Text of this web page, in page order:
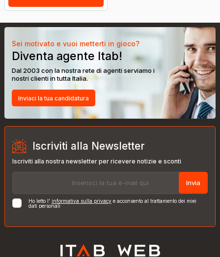
Sei motivato e vuoi metterti in gioco?
Diventa agente Itab!
Dal 2003 con la nostra rete di agenti serviamo i
nostri clienti in tutta Italia.
Inviaci la tua candidatura
Iscriviti alla Newsletter
Iscriviti alla nostra newsletter per ricevere notizie e sconti
Invia
Ho letto l' informativa sulla privacy e acconsento al trattamento dei miei
dati personali